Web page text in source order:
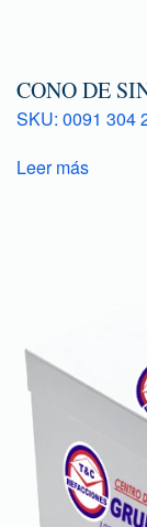
CONO DE
SKU: 0091 304
Leer más